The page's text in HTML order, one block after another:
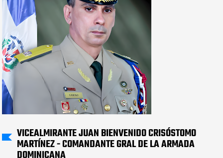
VICEALMIRANTE JUAN BIENVENIDO CRISÓSTOMO
MARTÍNEZ - COMANDANTE GRAL DE LA ARMADA